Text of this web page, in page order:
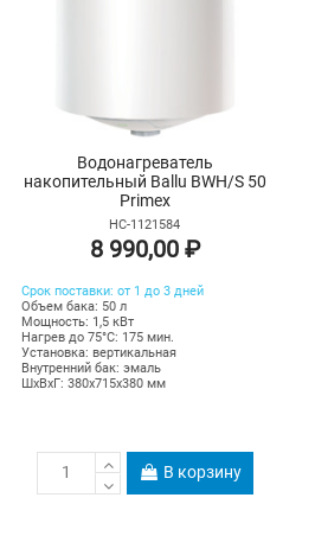
Водонагреватель
накопительный Ballu BWH/S 50
Primex
НС-1121584
8 990,00 ₽
Срок поставки: от 1 до 3 дней
Объем бака: 50 л
Мощность: 1,5 кВт
Нагрев до 75°С: 175 мин.
Установка: вертикальная
Внутренний бак: эмаль
ШхВхГ: 380х715х380 мм
В корзину